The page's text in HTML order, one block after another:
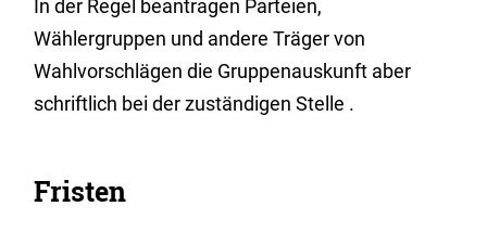
In der Regel beantragen Parteien,
Wählergruppen und andere Träger von
Wahlvorschlägen die Gruppenauskunft aber
schriftlich bei der zuständigen Stelle .
Fristen